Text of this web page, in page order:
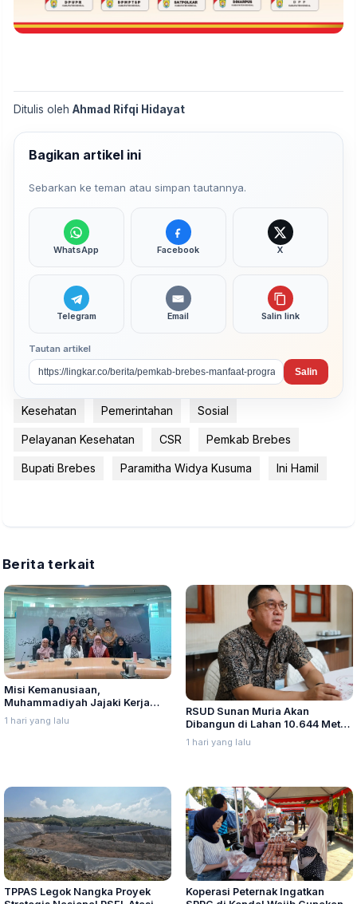
Ditulis oleh Ahmad Rifqi Hidayat
Bagikan artikel ini
Sebarkan ke teman atau simpan tautannya.
WhatsApp Facebook X
Telegram Email Salin link
Tautan artikel
Salin
Kesehatan Pemerintahan Sosial
Pelayanan Kesehatan CSR Pemkab Brebes
Bupati Brebes Paramitha Widya Kusuma Ini Hamil
Berita terkait
Misi Kemanusiaan,
Muhammadiyah Jajaki Kerja
Sama Pelayanan Kanker Bagi
Warga Palestina di Yordania
1 hari yang lalu
RSUD Sunan Muria Akan
Dibangun di Lahan 10.644 Meter
Persegi, Perizinan Mulai Diurus
1 hari yang lalu
TPPAS Legok Nangka Proyek
Koperasi Peternak Ingatkan